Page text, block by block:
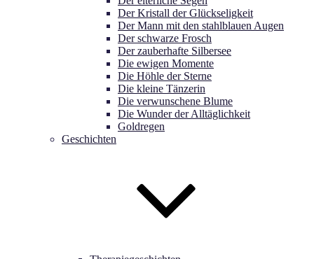
Der Kristall der Glückseligkeit
Der Mann mit den stahlblauen Augen
Der schwarze Frosch
Der zauberhafte Silbersee
Die ewigen Momente
Die Höhle der Sterne
Die kleine Tänzerin
Die verwunschene Blume
Die Wunder der Alltäglichkeit
Goldregen
Geschichten